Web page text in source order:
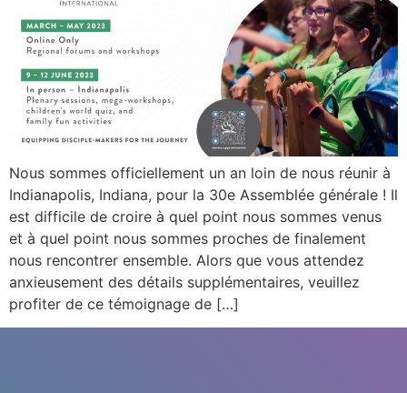
Nous sommes officiellement un an loin de nous réunir à
Indianapolis, Indiana, pour la 30e Assemblée générale ! Il
est difficile de croire à quel point nous sommes venus
et à quel point nous sommes proches de finalement
nous rencontrer ensemble. Alors que vous attendez
anxieusement des détails supplémentaires, veuillez
profiter de ce témoignage de […]